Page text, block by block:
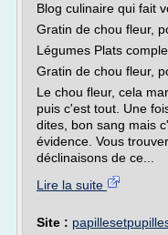
Blog culinaire qui fait
Gratin de chou fleur,
Légumes Plats
Gratin de chou fleur,
Le chou fleur, cela
puis c'est tout. Une
dites, bon sang mais
évidence. Vous
déclinaisons de ce...
Lire la suite
Site :